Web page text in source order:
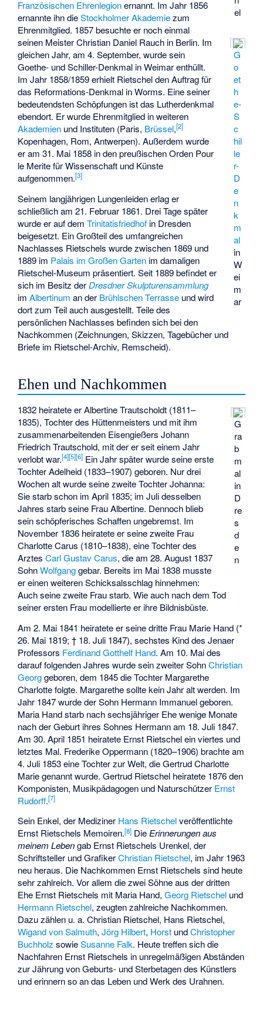
el
G
o
et
h
e-
S
c
hil
le
r-
D
e
n
k
m
al
in
W
ei
m
ar
Französischen Ehrenlegionernannt. Im Jahr 1856
ernannte ihn dieStockholmer Akademiezum
Ehrenmitglied. 1857 besuchte er noch einmal
seinen Meister Christian Daniel Rauch in Berlin. Im
gleichen Jahr, am 4. September, wurde sein
Goethe- und Schiller-Denkmal in Weimar enthüllt.
Im Jahr 1858/1859 erhielt Rietschel den Auftrag für
das Reformations-Denkmal in Worms. Eine seiner
bedeutendsten Schöpfungen ist das Lutherdenkmal
ebendort. Er wurde Ehrenmitglied in weiteren
Akademien und Instituten (Paris, Brüssel,[2]
Kopenhagen, Rom, Antwerpen). Außerdem wurde
er am 31. Mai 1858 in den preußischen Orden Pour
le Merite für Wissenschaft und Künste
aufgenommen.[3]
Seinem langjährigen Lungenleiden erlag er
schließlich am 21. Februar 1861. Drei Tage später
wurde er auf demTrinitatisfriedhof in Dresden
beigesetzt. Ein Großteil des umfangreichen
Nachlasses Rietschels wurde zwischen 1869 und
1889 im Palais im Großen Garten im damaligen
Rietschel-Museum präsentiert. Seit 1889 befindet er
sich im Besitz derDresdner Skulpturensammlung
imAlbertinum an der Brühlschen Terrasse und wird
dort zum Teil auch ausgestellt. Teile des
persönlichen Nachlasses befinden sich bei den
Nachkommen (Zeichnungen, Skizzen, Tagebücher und
Briefe im Rietschel-Archiv, Remscheid).
Ehen und Nachkommen
G
ra
b
m
al
in
D
re
s
d
e
n
1832 heiratete er Albertine Trautscholdt (1811–
1835), Tochter des Hüttenmeisters und mit ihm
zusammenarbeitenden EisengießersJohann
Friedrich Trautschold, mit der er seit einem Jahr
verlobt war.[4][5][6] Ein Jahr später wurde seine erste
Tochter Adelheid (1833–1907) geboren. Nur drei
Wochen alt wurde seine zweite Tochter Johanna:
Sie starb schon im April 1835; im Juli desselben
Jahres starb seine Frau Albertine. Dennoch blieb
sein schöpferisches Schaffen ungebremst. Im
November 1836 heiratete er seine zweite Frau
Charlotte Carus (1810–1838), eine Tochter des
ArztesCarl Gustav Carus, die am 28. August 1837
SohnWolfganggebar. Bereits im Mai 1838 musste
er einen weiteren Schicksalsschlag hinnehmen:
Auch seine zweite Frau starb. Wie auch nach dem Tod
seiner ersten Frau modellierte er ihre Bildnisbüste.
Am 2. Mai 1841 heiratete er seine dritte Frau Marie Hand (*
26. Mai 1819; † 18. Juli 1847), sechstes Kind des Jenaer
Professors Ferdinand Gotthelf Hand. Am 10. Mai des
darauf folgenden Jahres wurde sein zweiter SohnChristian
Georggeboren, dem 1845 die Tochter Margarethe
Charlotte folgte. Margarethe sollte kein Jahr alt werden. Im
Jahr 1847 wurde der Sohn Hermann Immanuelgeboren.
Maria Hand starb nach sechsjähriger Ehe wenige Monate
nach der Geburt ihres Sohnes Hermann am 18. Juli 1847.
Am 30. April 1851 heiratete Ernst Rietschel ein viertes und
letztes Mal. Frederike Oppermann (1820–1906) brachte am
4. Juli 1853 eine Tochter zur Welt, die Gertrud Charlotte
Marie genannt wurde. Gertrud Rietschel heiratete 1876 den
Komponisten, Musikpädagogen und Naturschützer Ernst
Rudorff.[7]
Sein Enkel, der Mediziner Hans Rietschelveröffentlichte
Ernst Rietschels Memoiren.[8] DieErinnerungen aus
meinem Lebengab Ernst Rietschels Urenkel, der
Schriftsteller und GrafikerChristian Rietschel, im Jahr 1963
neu heraus. Die Nachkommen Ernst Rietschels sind heute
sehr zahlreich. Vor allem die zwei Söhne aus der dritten
Ehe Ernst Rietschels mit Maria Hand,Georg Rietschel und
Hermann Rietschel, zeugten zahlreiche Nachkommen.
Dazu zählen u. a. Christian Rietschel, Hans Rietschel,
Wigand von Salmuth,Jörg Hilbert, Horst undChristopher
Buchholz sowieSusanne Falk. Heute treffen sich die
Nachfahren Ernst Rietschels in unregelmäßigen Abständen
zur Jährung von Geburts- und Sterbetagen des Künstlers
und erinnern so an das Leben und Werk des Urahnen.